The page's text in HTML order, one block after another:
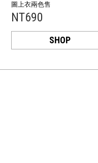
圖上衣兩色售
NT690
SHOP